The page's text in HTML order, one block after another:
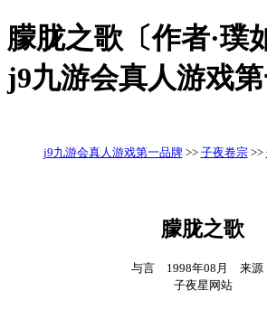
朦胧之歌〔作者·
j9九游会真人游戏
j9九游会真人游戏第一品牌>> 子夜卷宗>>
朦胧之歌
与言 1998年08月 来源
子夜星网站